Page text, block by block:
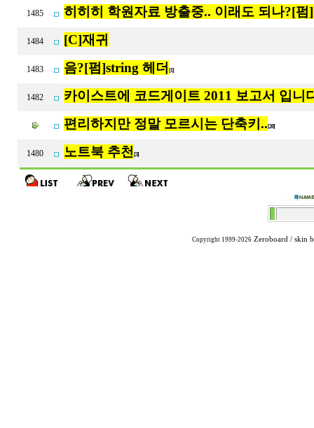
1485 히히히 학원자료 방출중.. 이래도 되나?[펌
1484 [C]재귀
1483 음?[펌]string 헤더 [1]
1482
카이스트에 코드게이트 2011 보고서 입니
편리하지만 정말 모르시는 단축키.. [20]
1480 노트북 추천 [3]
Copyright 1999-2026 Zeroboard / skin